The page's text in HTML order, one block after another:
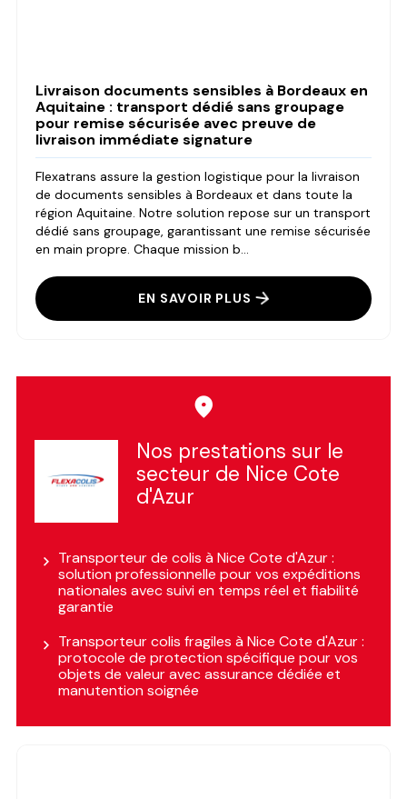
Livraison documents sensibles à Bordeaux en
Aquitaine : transport dédié sans groupage
pour remise sécurisée avec preuve de
livraison immédiate signature
Flexatrans assure la gestion logistique pour la livraison
de documents sensibles à Bordeaux et dans toute la
région Aquitaine. Notre solution repose sur un transport
dédié sans groupage, garantissant une remise sécurisée
en main propre. Chaque mission b...
EN SAVOIR PLUS
Nos prestations sur le
secteur de Nice Cote
d'Azur
Transporteur de colis à Nice Cote d'Azur :
solution professionnelle pour vos expéditions
nationales avec suivi en temps réel et fiabilité
garantie
Transporteur colis fragiles à Nice Cote d'Azur :
protocole de protection spécifique pour vos
objets de valeur avec assurance dédiée et
manutention soignée